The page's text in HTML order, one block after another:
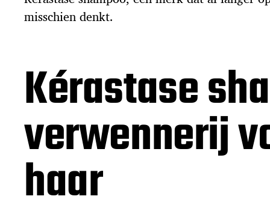
misschien denkt.
Kérastase
verwennerij
haar